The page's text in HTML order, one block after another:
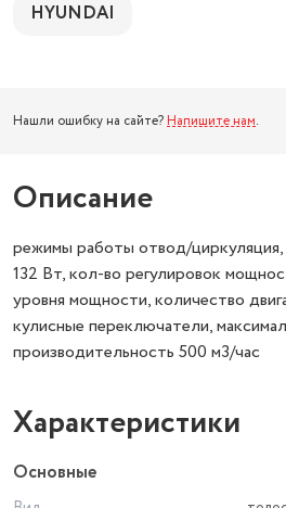
HYUNDAI
Нашли ошибку на сайте? Напишите нам.
Описание
режимы работы отвод/
132 Вт, кол-во регулировок
уровня мощности, количество
кулисные переключатели,
производительность 500 м3/час
Характеристики
Основные